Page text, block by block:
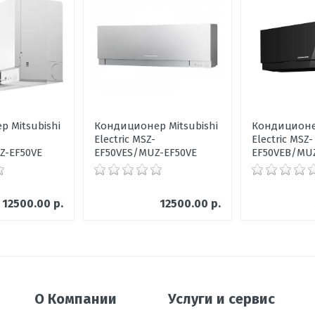
В х Ш х Г
х Ш х Г
Mitsubishi
EF50VE
12500.00 р.
Кондиционер Mitsubishi
Electric MSZ-
EF50VES/MUZ-EF50VE
12500.00 р.
Electric MSZ-
EF50VEB/
О Компании Услуги и сервис